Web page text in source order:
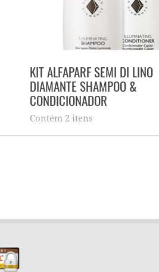
KIT ALFAPARF SEMI DI LINO
DIAMANTE SHAMPOO &
CONDICIONADOR
Contém 2 itens